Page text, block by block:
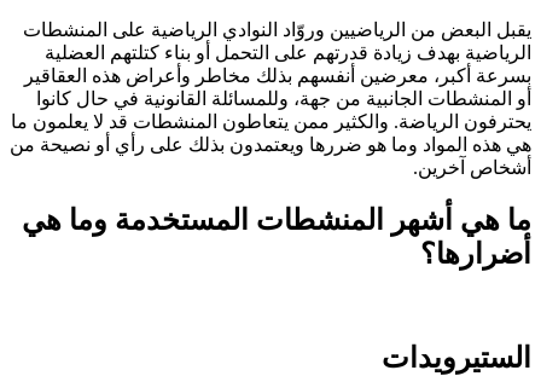
يقبل البعض من الرياضيين وروّاد النوادي الرياضية على المنشطات
الرياضية بهدف زيادة قدرتهم على التحمل أو بناء كتلتهم العضلية
بسرعة أكبر، معرضين أنفسهم بذلك مخاطر وأعراض هذه العقاقير
أو المنشطات الجانبية من جهة، وللمسائلة القانونية في حال كانوا
يحترفون الرياضة. والكثير ممن يتعاطون المنشطات قد لا يعلمون ما
هي هذه المواد وما هو ضررها ويعتمدون بذلك على رأي أو نصيحة من
أشخاص آخرين.
ما هي أشهر المنشطات المستخدمة وما هي
أضرارها؟
الستيرويدات